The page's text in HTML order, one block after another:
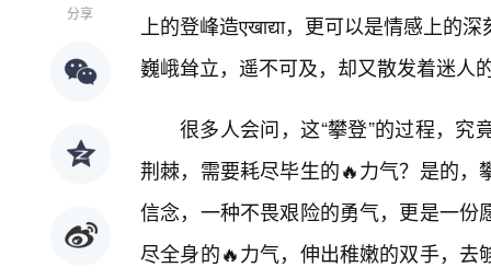
分享
上的登峰造एखाद्या，更可以是情感上
巍峨耸立，遥不可及，却又散发着迷人
很多人会问，这“攀登”的过程，
荆棘，需要耗尽毕生的🔥力气？是的
信念，一种不畏艰险的勇气，更是一
尽全身的🔥力气，伸出稚嫩的双手，